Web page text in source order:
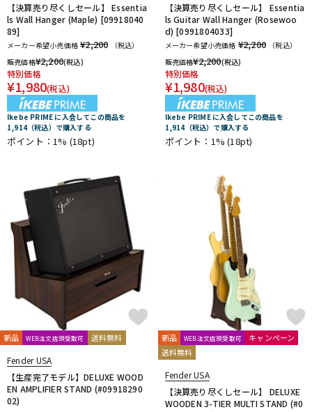
【決算売り尽くしセール】 Essentia
ls Wall Hanger (Maple) [09918040
89]
メーカー希望小売価格 ¥2,200
（税込）
販売価格¥2,200(税込)
特別価格
¥1,980(税込)
Ikebe PRIME に入会してこの商品を
1,914（税込）で購入する
ポイント：1% (18pt)
【決算売り尽くしセール】 Essentia
ls Guitar Wall Hanger (Rosewoo
d) [0991804033]
メーカー希望小売価格 ¥2,200
（税込）
販売価格¥2,200(税込)
特別価格
¥1,980(税込)
Ikebe PRIME に入会してこの商品を
1,914（税込）で購入する
ポイント：1%(18pt)
新品 WEB注文店頭受取可 送料無料
Fender USA
【生産完了モデル】DELUXE WOOD
EN AMPLIFIER STAND (#09918290
02)
新品 WEB注文店頭受取可
キャンペーン
送料無料
Fender USA
【決算売り尽くしセール】 DELUXE
WOODEN 3-TIER MULTI STAND (#0